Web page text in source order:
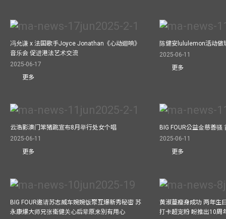
冯允谦 x 法国歌手Joyce Jonathan《心动迴响》
音乐会 促进港法艺术交流
2025-06-17
更多
陈健安lululemon活动做
2025-06-11
更多
云浩影澳门笨猪跳宣布8月举行处女个唱
2025-06-11
更多
BIG FOUR公益⾦慈善
2025-06-11
更多
BIG FOUR邀请苏志威车婉婉饭聚互爆新秀秘密 苏
永康爆大师兄张衞健关心后辈原来別有用心
黄淑蔓瘦身成功 两年生
打卡超宠粉 盼推出10周